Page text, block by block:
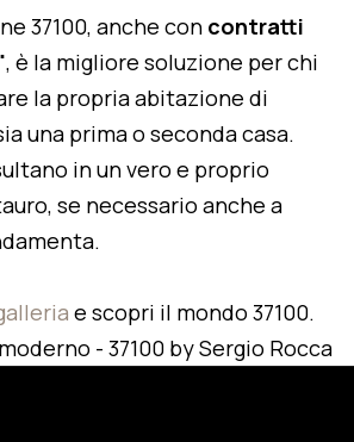
37100, anche con contratti
, è la migliore soluzione per chi
la propria abitazione di
una prima o seconda casa.
in un vero e proprio
se necessario anche a
e scopri il mondo 37100.